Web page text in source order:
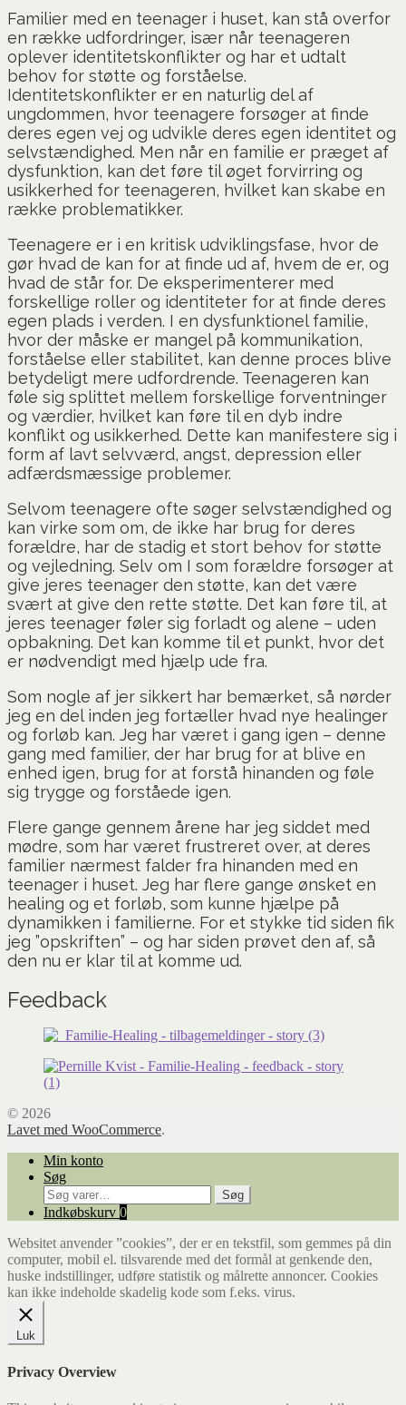
Familier med en teenager i huset, kan stå overfor
en række udfordringer, især når teenageren
oplever identitetskonflikter og har et udtalt
behov for støtte og forståelse.
Identitetskonflikter er en naturlig del af
ungdommen, hvor teenagere forsøger at finde
deres egen vej og udvikle deres egen identitet og
selvstændighed. Men når en familie er præget af
dysfunktion, kan det føre til øget forvirring og
usikkerhed for teenageren, hvilket kan skabe en
række problematikker.
Teenagere er i en kritisk udviklingsfase, hvor de
gør hvad de kan for at finde ud af, hvem de er, og
hvad de står for. De eksperimenterer med
forskellige roller og identiteter for at finde deres
egen plads i verden. I en dysfunktionel familie,
hvor der måske er mangel på kommunikation,
forståelse eller stabilitet, kan denne proces blive
betydeligt mere udfordrende. Teenageren kan
føle sig splittet mellem forskellige forventninger
og værdier, hvilket kan føre til en dyb indre
konflikt og usikkerhed. Dette kan manifestere sig i
form af lavt selvværd, angst, depression eller
adfærdsmæssige problemer.
Selvom teenagere ofte søger selvstændighed og
kan virke som om, de ikke har brug for deres
forældre, har de stadig et stort behov for støtte
og vejledning. Selv om I som forældre forsøger at
give jeres teenager den støtte, kan det være
svært at give den rette støtte. Det kan føre til, at
jeres teenager føler sig forladt og alene – uden
opbakning. Det kan komme til et punkt, hvor det
er nødvendigt med hjælp ude fra.
Som nogle af jer sikkert har bemærket, så nørder
jeg en del inden jeg fortæller hvad nye healinger
og forløb kan. Jeg har været i gang igen – denne
gang med familier, der har brug for at blive en
enhed igen, brug for at forstå hinanden og føle
sig trygge og forståede igen.
Flere gange gennem årene har jeg siddet med
mødre, som har været frustreret over, at deres
familier nærmest falder fra hinanden med en
teenager i huset. Jeg har flere gange ønsket en
healing og et forløb, som kunne hjælpe på
dynamikken i familierne. For et stykke tid siden fik
jeg ”opskriften” – og har siden prøvet den af, så
den nu er klar til at komme ud.
Feedback
© 2026
Lavet med WooCommerce.
Min konto
Søg
Søg
efter:
Søg
Indkøbskurv 0
Websitet anvender ”cookies”, der er en tekstfil, som gemmes på din
computer, mobil el. tilsvarende med det formål at genkende den,
huske indstillinger, udføre statistik og målrette annoncer. Cookies
kan ikke indeholde skadelig kode som f.eks. virus.
Luk
Privacy Overview